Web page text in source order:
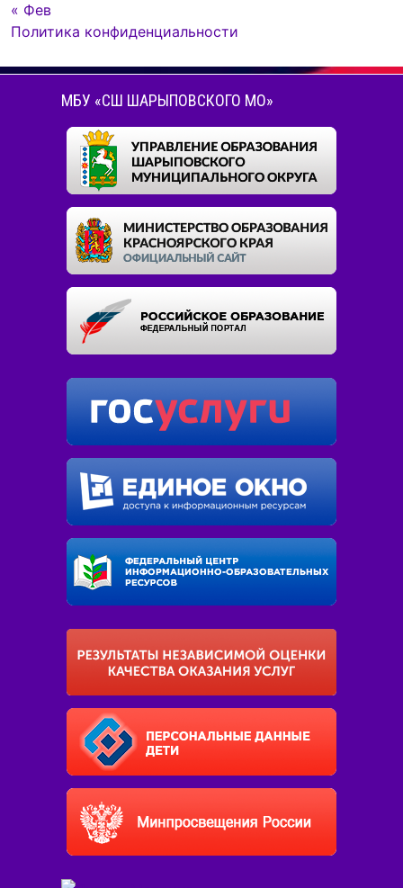
« Фев
Политика конфиденциальности
МБУ «СШ ШАРЫПОВСКОГО МО»